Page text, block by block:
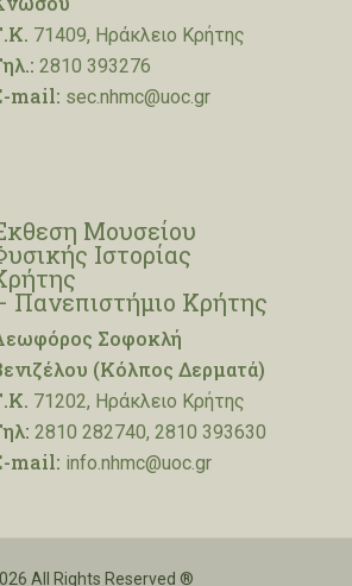
71409, Ηράκλειο Κρήτης
2810 393276
mail: sec.nhmc@uoc.gr
Μουσείου
Ιστορίας
Πανεπιστήμιο Κρήτης
Σοφοκλή
(Κόλπος Δερματά)
71202, Ηράκλειο Κρήτης
2810 282740, 2810 393630
mail: info.nhmc@uoc.gr
All Rights Reserved ®